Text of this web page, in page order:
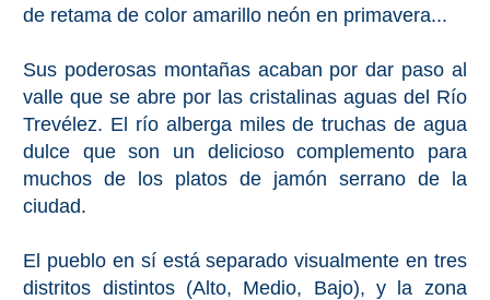
Monumentos
Playas de Granada
Playas de Maro
Excursiones Desde Málaga
de retama de color amarillo neón en primavera...
Sus poderosas montañas acaban por dar paso al
valle que se abre por las cristalinas aguas del Río
Trevélez. El río alberga miles de truchas de agua
dulce que son un delicioso complemento para
muchos de los platos de jamón serrano de la
ciudad.
El pueblo en sí está separado visualmente en tres
distritos distintos (Alto, Medio, Bajo), y la zona